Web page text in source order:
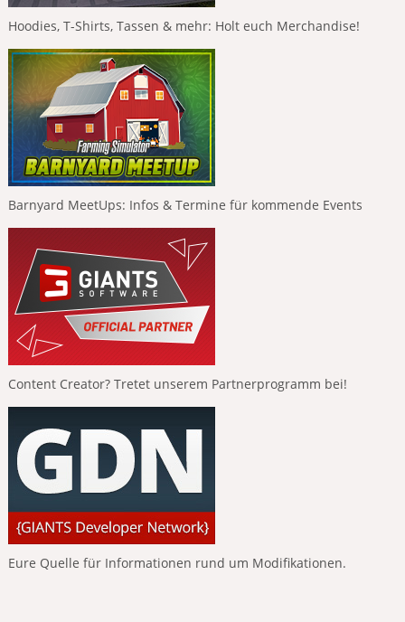
Hoodies, T-Shirts, Tassen & mehr: Holt euch Merchandise!
Barnyard MeetUps: Infos & Termine für kommende Events
Content Creator? Tretet unserem Partnerprogramm bei!
Eure Quelle für Informationen rund um Modifikationen.